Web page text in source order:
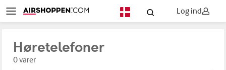
Log ind
Høretelefoner
0 varer